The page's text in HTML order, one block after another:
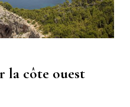
la côte ouest